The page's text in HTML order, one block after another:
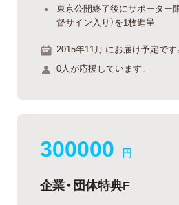
東京公開終了後にサポーター
督サイン入り）を1枚進呈
2015年11月 にお届け予定です
0人が応援しています。
300000 円
企業・団体特典F